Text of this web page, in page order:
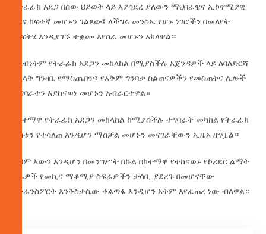
የትራፊክ አደጋ በሰው ህይወት ላይ እያሳደረ ያለውን ማህበራዊና ኢኮኖሚያዊ
ጫና ከፍተኛ መሆኑን ገልጸው፤ ለችግሩ መንስኤ የሆኑ ነገሮችን በመለየት
መፍትሄ እንዲያገኙ ተቋሙ እየሰራ መሆኑን አክለዋል።
ለአብነትም የትራፊክ አደጋን መከላከል በሚያስችሉ አጀንዳዎች ላይ ለባለድርሻ
አካላት ግንዛቤ የማስጨበጥ፣ የአቅም ግንባታ ስልጠናዎችን የመስጠትና ሌሎች
ተግባራተን እያከናወነ መሆኑን አብራርተዋል።
በከተማዋ የትራፊክ አደጋን መከላከል ከሚያስችሉ ተግባራት መካከል የትራፊክ
ፍሰቱን የተሳለጠ እንዲሆን ማስቻል መሆኑን መናገራቸውን ኢዜአ ዘግቧል።
ይህም እውን እንዲሆን በመንግሥት በኩል በከተማዋ የተከናወኑ የኮሪደር ልማት
ስራዎች የመኪና ማቆሚያ ስፍራዎችን ታሳቢ ያደረጉ በመሆናቸው
የትራንስፖርት እንቅስቃሴው ቀልጣፋ እንዲሆን አቅም እየፈጠረ ነው ብለዋል።